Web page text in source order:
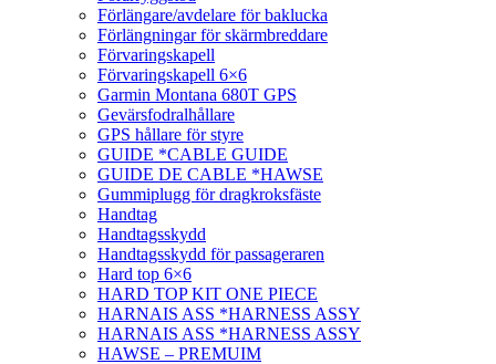
Förlängare/avdelare för baklucka
Förlängningar för skärmbreddare
Förvaringskapell
Förvaringskapell 6×6
Garmin Montana 680T GPS
Gevärsfodralhållare
GPS hållare för styre
GUIDE *CABLE GUIDE
GUIDE DE CABLE *HAWSE
Gummiplugg för dragkroksfäste
Handtag
Handtagsskydd
Handtagsskydd för passageraren
Hard top 6×6
HARD TOP KIT ONE PIECE
HARNAIS ASS *HARNESS ASSY
HARNAIS ASS *HARNESS ASSY
HAWSE – PREMUIM